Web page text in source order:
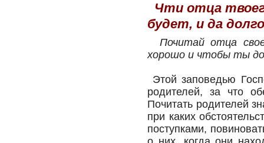
Чти отца
будет, и да
Почитай отца
хорошо и чтобы ты
Этой заповедью
родителей, за что
Почитать родителей
при каких
поступками,